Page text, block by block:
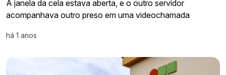
A janela da cela estava aberta, e o outro servidor
acompanhava outro preso em uma videochamada
há 1 anos